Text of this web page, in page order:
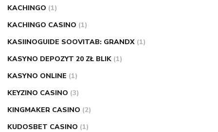
KACHINGO (1)
KACHINGO CASINO (1)
KASIINOGUIDE SOOVITAB: GRANDX (1)
KASYNO DEPOZYT 20 ZŁ BLIK (1)
KASYNO ONLINE (1)
KEYZINO CASINO (3)
KINGMAKER CASINO (2)
KUDOSBET CASINO (1)